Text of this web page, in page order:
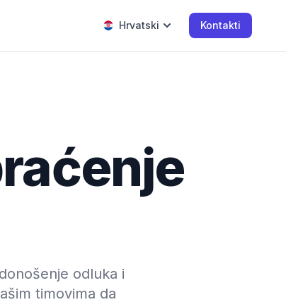
Hrvatski Kontakti
odluka i
timovima da